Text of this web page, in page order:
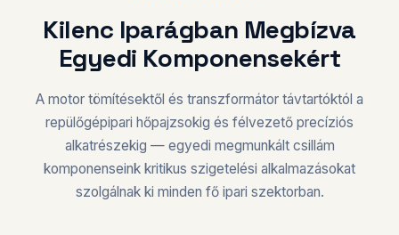
Kilenc Iparágban Megbízva
Egyedi Komponensekért
A motor tömítésektől és transzformátor távtartóktól a
repülőgépipari hőpajzsokig és félvezető precíziós
alkatrészekig — egyedi megmunkált csillám
komponenseink kritikus szigetelési alkalmazásokat
szolgálnak ki minden fő ipari szektorban.